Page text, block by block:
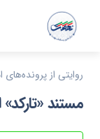
روایتی از پرونده‌های
مستند